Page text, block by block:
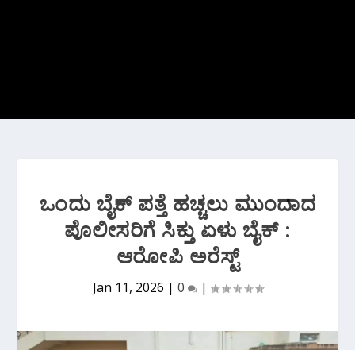
ಒಂದು ಬೈಕ್ ಪತ್ತೆ ಹಚ್ಚಲು ಮುಂದಾದ
ಪೊಲೀಸರಿಗೆ ಸಿಕ್ತು ಏಳು ಬೈಕ್ :
ಆರೋಪಿ ಅರೆಸ್ಟ್
Jan 11, 2026 | 0 |